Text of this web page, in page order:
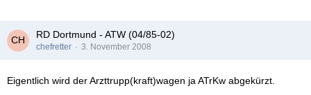
RD Dortmund - ATW (04/85-02)
chefretter 3. November 2008
Eigentlich wird der Arzttrupp(kraft)wagen ja ATrKw abgekürzt.